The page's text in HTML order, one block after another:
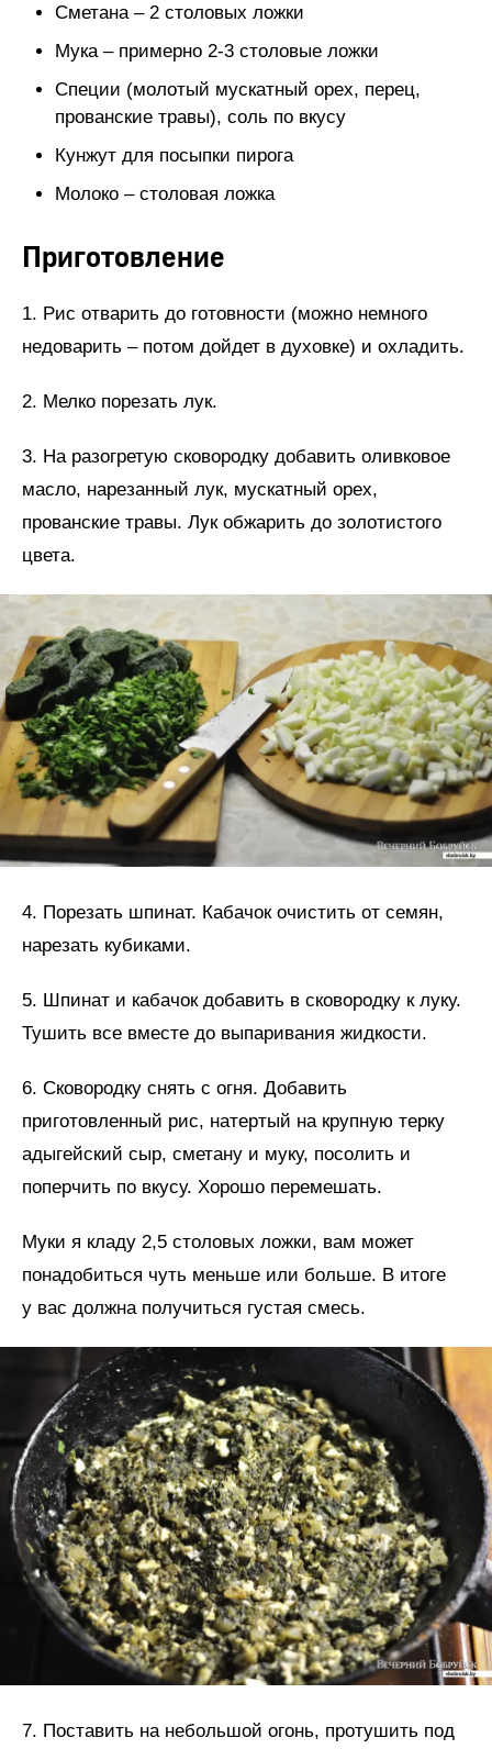
Сметана – 2 столовых ложки
Мука – примерно 2-3 столовые ложки
Специи (молотый мускатный орех, перец,
прованские травы), соль по вкусу
Кунжут для посыпки пирога
Молоко – столовая ложка
Приготовление
1. Рис отварить до готовности (можно немного
недоварить – потом дойдет в духовке) и охладить.
2. Мелко порезать лук.
3. На разогретую сковородку добавить оливковое
масло, нарезанный лук, мускатный орех,
прованские травы. Лук обжарить до золотистого
цвета.
4. Порезать шпинат. Кабачок очистить от семян,
нарезать кубиками.
5. Шпинат и кабачок добавить в сковородку к луку.
Тушить все вместе до выпаривания жидкости.
6. Сковородку снять с огня. Добавить
приготовленный рис, натертый на крупную терку
адыгейский сыр, сметану и муку, посолить и
поперчить по вкусу. Хорошо перемешать.
Муки я кладу 2,5 столовых ложки, вам может
понадобиться чуть меньше или больше. В итоге
у вас должна получиться густая смесь.
7. Поставить на небольшой огонь, протушить под